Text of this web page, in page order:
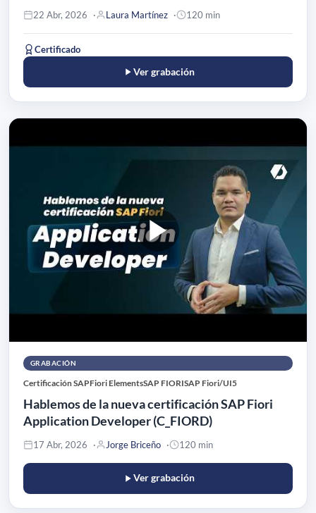
22 Abr, 2026 Laura Martínez 120 min
Certificado
Ver grabación
GRABACIÓN
Certificación SAPFiori ElementsSAP FIORISAP Fiori/UI5
Hablemos de la nueva certificación SAP Fiori
Application Developer (C_FIORD)
17 Abr, 2026 Jorge Briceño 120 min
Ver grabación